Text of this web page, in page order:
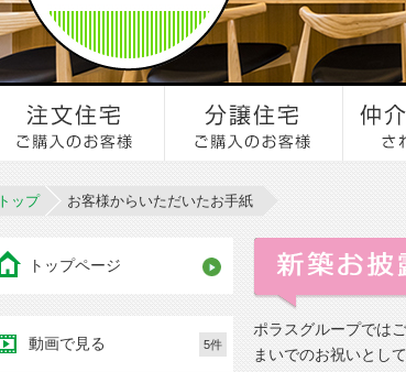
トップ お客様からいただいたお手紙
ポラスグループでは
まいでのお祝いとし
トップページ
動画で見る 5件